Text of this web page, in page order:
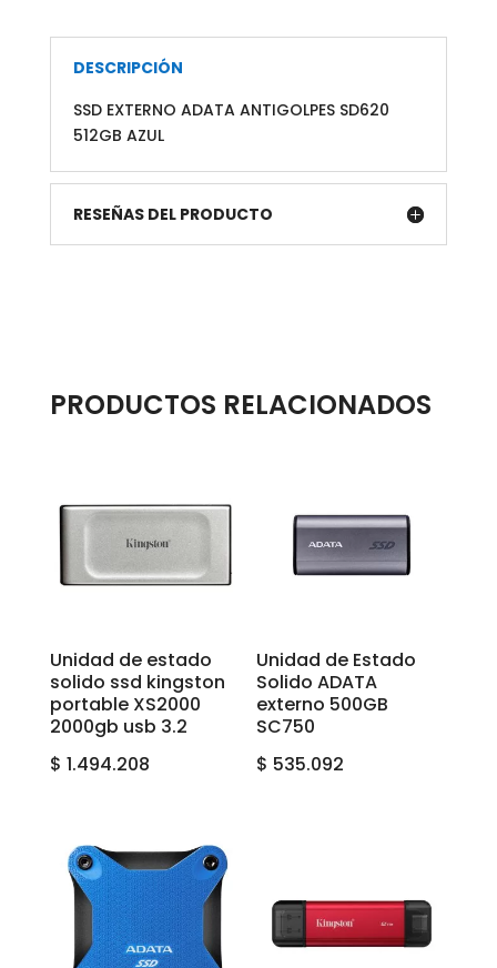
DESCRIPCIÓN
SSD EXTERNO ADATA ANTIGOLPES SD620
512GB AZUL
RESEÑAS DEL PRODUCTO
PRODUCTOS RELACIONADOS
Unidad de estado
solido ssd kingston
portable XS2000
2000gb usb 3.2
$ 1.494.208
Unidad de Estado
Solido ADATA
externo 500GB
SC750
$ 535.092